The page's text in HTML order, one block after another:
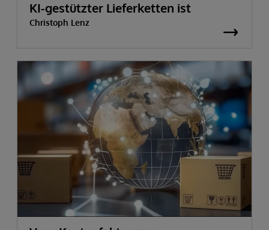
KI-gestützter Lieferketten ist
Christoph Lenz